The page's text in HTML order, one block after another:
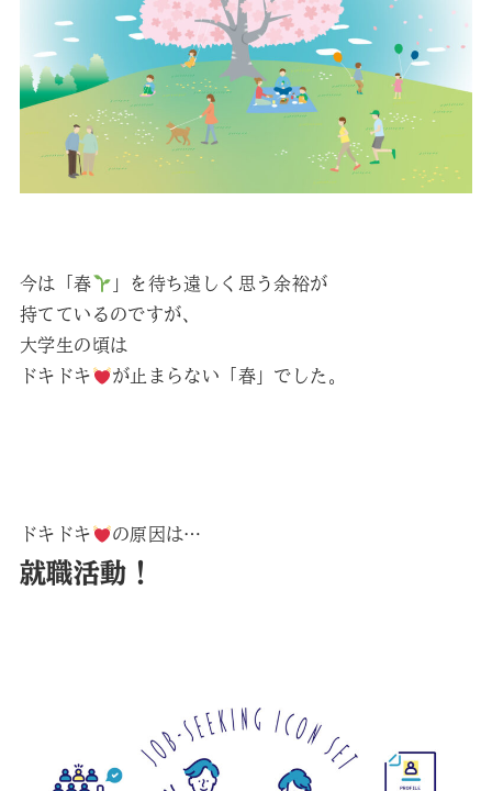
今は「春
」を待ち遠しく思う余裕が
持てているのですが、
大学生の頃は
ドキドキ
が止まらない「春」でした。
ドキドキ の原因は…
就職活動！